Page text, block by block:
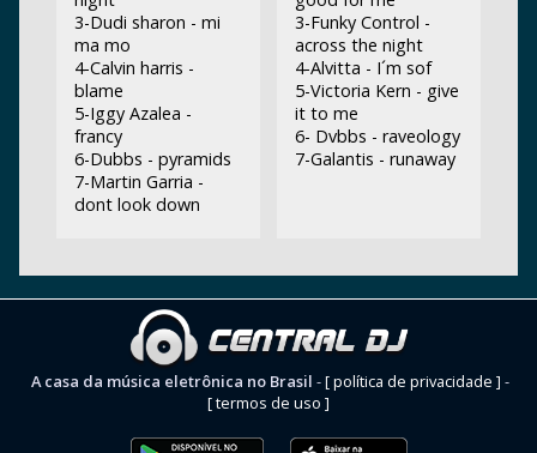
3-Dudi sharon - mi
ma mo
4-Calvin harris -
blame
5-Iggy Azalea -
francy
6-Dubbs - pyramids
7-Martin Garria -
dont look down
3-Funky Control -
across the night
4-Alvitta - I´m sof
5-Victoria Kern - give
it to me
6- Dvbbs - raveology
7-Galantis - runaway
A casa da música eletrônica no Brasil -[ política de privacidade ] -
[ termos de uso ]